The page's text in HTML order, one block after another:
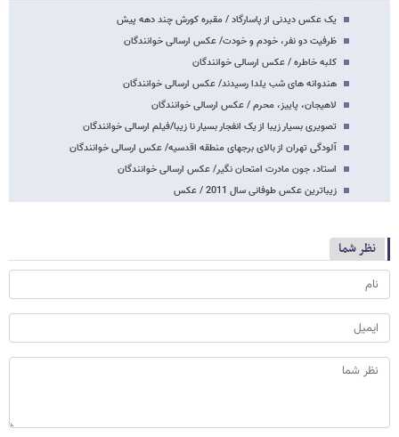
یک عکس دیدنی از پاسارگاد / مقبره کورش چند دهه پیش
ظرفیت دو نفر، خودم و خودت/ عکس ارسالی خوانندگان
کلبه خاطره / عکس ارسالی خوانندگان
هندوانه های شب یلدا رسیدند/ عکس ارسالی خوانندگان
لاهیجان، پاییز، محرم / عکس ارسالی خوانندگان
تصویری بسیار زیبا از یک انفجار بسیار نا زیبا/فیلم ارسالی خوانندگان
آلودگی تهران از بالای برجهای منطقه اقدسیه/ عکس ارسالی خوانندگان
استاد، جون مادرت امتحان نگیر/ عکس ارسالی خوانندگان
زیباترین عکس طوفانی سال 2011 / عکس
نظر شما